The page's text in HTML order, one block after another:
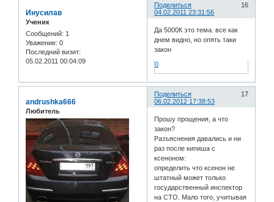
Поделиться
16
04.02.2011 23:31:56
Инусилав
Ученик
Сообщений: 1
Уважение: 0
Последний визит:
05.02.2011 00:04:09
Да 5000К это тема. все как
днем видно, но опять таки
закон
0
Поделиться
17
06.02.2012 17:38:53
andrushka666
Любитель
Прошу прощения, а что
закон?
Разъяснения давались и ни
раз после кипиша с
ксеноном:
определить что ксенон не
штатный может только
государственный инспектор
на СТО. Мало того, учитывая